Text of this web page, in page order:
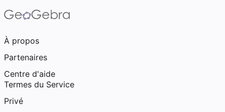
À propos
Partenaires
Centre d'aide
Termes du Service
Privé